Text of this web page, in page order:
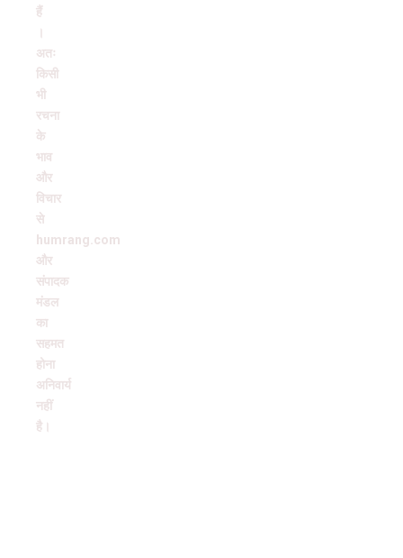
हैं
अतः
किसी
भी
रचना
के
भाव
और
विचार
से
humrang.com
और
संपादक
मंडल
का
सहमत
होना
अनिवार्य
नहीं
है।